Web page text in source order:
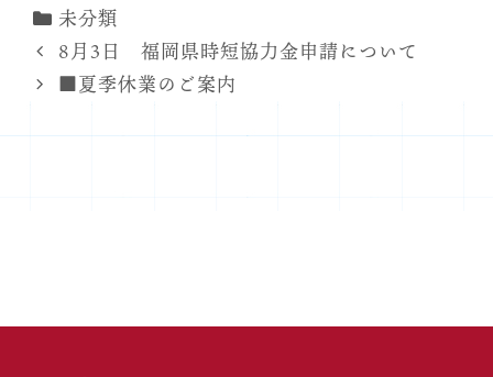
カ
テ
ゴ
リ
未分類
8月3日 福岡県時短協力金申請について
■夏季休業のご案内